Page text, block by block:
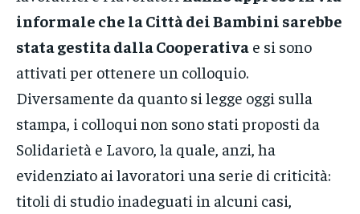
informale che la Città dei Bambini sarebbe
stata gestita dalla Cooperativa e si sono
attivati per ottenere un colloquio.
Diversamente da quanto si legge oggi sulla
stampa, i colloqui non sono stati proposti da
Solidarietà e Lavoro, la quale, anzi, ha
evidenziato ai lavoratori una serie di criticità:
titoli di studio inadeguati in alcuni casi,